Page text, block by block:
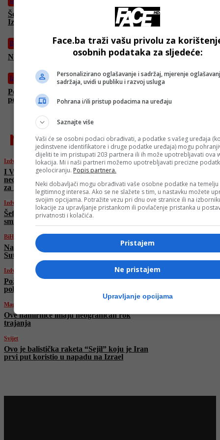
Šef IDF-a: Ubili smo čovjeka odgovornog za smrt hiljada
Izraelaca
BiH
Na Tjentištu obilježena 82. godišnjica bitke na Sutjesci
Izdvojeno
Požar na području Makarske podmetnut, policija traga za
počiniteljima
najnovije
Izdvojeno
I Vučić iznio svoju prognozu: Nadam se da
neće, ali mislim da se Amerikanci pripremaju
za napad
Izdvojeno
Šef IDF-a: Ubili smo čovjeka odgovornog za
smrt hiljada Izraelaca
BiH
Na Tjentištu obilježena 82. godišnjica bitke na
Sutjesci
Izdvojeno
Požar na području Makarske podmetnut,
policija traga za počiniteljima
Magazin
Ove namirnice imaju neograničan rok
trajanja
Svijet
Ovo je balistička raketa “Sejil” koju je Iran
prvi put koristio u napadu na Izrael
Face.ba traži vašu privolu za
osobnih podataka za sljedeće:
Personalizirano oglašavanje i sadržaj, mjerenje
sadržaja, uvidi u publiku i razvoj usluga
Pohrana i/ili pristup podacima na uređaju
Saznajte više
Vaši će se osobni podaci obrađivati, a podatke s vašeg uređaja
jedinstvene identifikatore i druge podatke uređaja) mogu
dijeliti te im pristupati 203 partnera ili ih može upotrebljavati ova
lokacija. Mi i naši partneri možemo upotrebljavati precizne
geolociranju. Popis partnera.
Neki dobavljači mogu obrađivati vaše osobne podatke na temelju
legitimnog interesa. Ako se ne slažete s tim, u nastavku možete
svojim opcijama. Potražite vezu pri dnu ove stranice ili na
lokacije za upravljanje pristankom ili povlačenje pristanka u
privatnosti i kolačića.
Pristajem
Ne pristajem
Upravljanje opcijama